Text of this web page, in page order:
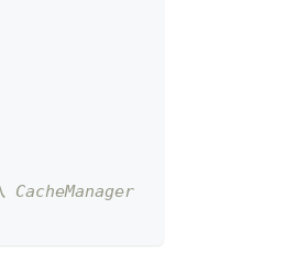
CacheManager